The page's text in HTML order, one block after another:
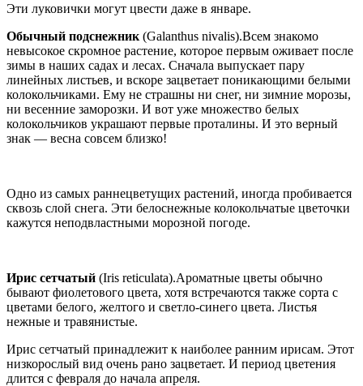
Эти луковички могут цвести даже в январе.
Обычный подснежник (Galanthus nivalis).Всем знакомо
невысокое скромное растение, которое первым оживает после
зимы в наших садах и лесах. Сначала выпускает пару
линейных листьев, и вскоре зацветает поникающими белыми
колокольчиками. Ему не страшны ни снег, ни зимние морозы,
ни весенние заморозки. И вот уже множество белых
колокольчиков украшают первые проталины. И это верный
знак — весна совсем близко!
Одно из самых раннецветущих растений, иногда пробивается
сквозь слой снега. Эти белоснежные колокольчатые цветочки
кажутся неподвластными морозной погоде.
Ирис сетчатый (Iris reticulata).Ароматные цветы обычно
бывают фиолетового цвета, хотя встречаются также сорта с
цветами белого, желтого и светло-синего цвета. Листья
нежные и травянистые.
Ирис сетчатый принадлежит к наиболее ранним ирисам. Этот
низкорослый вид очень рано зацветает. И период цветения
длится с февраля до начала апреля.